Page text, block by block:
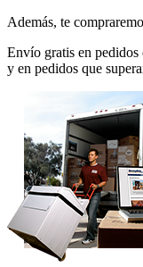
Además, te
Envío gratis en
y en pedidos que